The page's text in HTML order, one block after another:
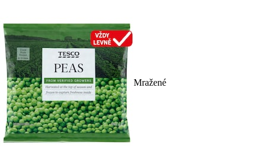
Mražené